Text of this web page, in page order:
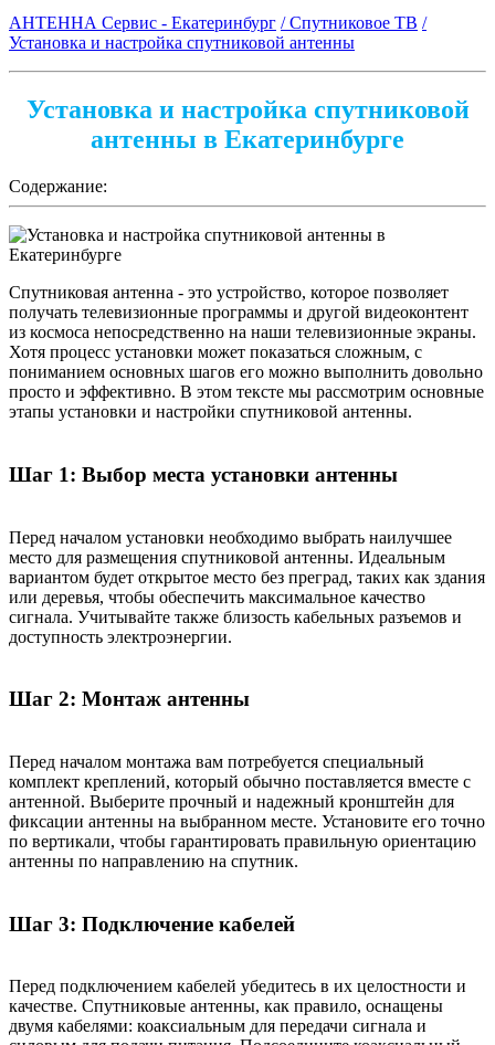
АНТЕННА Сервис - Екатеринбург / Спутниковое ТВ /
Установка и настройка спутниковой антенны
Установка и настройка спутниковой
антенны в Екатеринбурге
Содержание:
Спутниковая антенна - это устройство, которое позволяет
получать телевизионные программы и другой видеоконтент
из космоса непосредственно на наши телевизионные экраны.
Хотя процесс установки может показаться сложным, с
пониманием основных шагов его можно выполнить довольно
просто и эффективно. В этом тексте мы рассмотрим основные
этапы установки и настройки спутниковой антенны.
Шаг 1: Выбор места установки антенны
Перед началом установки необходимо выбрать наилучшее
место для размещения спутниковой антенны. Идеальным
вариантом будет открытое место без преград, таких как здания
или деревья, чтобы обеспечить максимальное качество
сигнала. Учитывайте также близость кабельных разъемов и
доступность электроэнергии.
Шаг 2: Монтаж антенны
Перед началом монтажа вам потребуется специальный
комплект креплений, который обычно поставляется вместе с
антенной. Выберите прочный и надежный кронштейн для
фиксации антенны на выбранном месте. Установите его точно
по вертикали, чтобы гарантировать правильную ориентацию
антенны по направлению на спутник.
Шаг 3: Подключение кабелей
Перед подключением кабелей убедитесь в их целостности и
качестве. Спутниковые антенны, как правило, оснащены
двумя кабелями: коаксиальным для передачи сигнала и